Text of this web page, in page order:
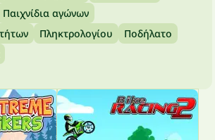
Παιχνίδια αγώνων
Πληκτρολογίου
Ποδήλατο